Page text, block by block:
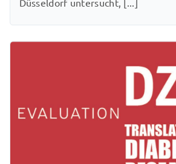
Düsseldorf untersucht, [...]